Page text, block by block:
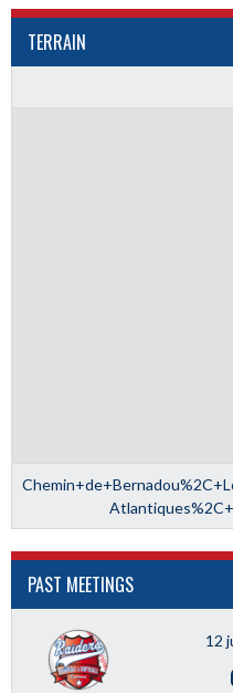
TERRAIN
PAST MEETINGS
12